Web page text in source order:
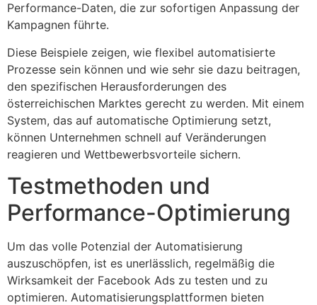
Performance-Daten, die zur sofortigen Anpassung der
Kampagnen führte.
Diese Beispiele zeigen, wie flexibel automatisierte
Prozesse sein können und wie sehr sie dazu beitragen,
den spezifischen Herausforderungen des
österreichischen Marktes gerecht zu werden. Mit einem
System, das auf automatische Optimierung setzt,
können Unternehmen schnell auf Veränderungen
reagieren und Wettbewerbsvorteile sichern.
Testmethoden und
Performance-Optimierung
Um das volle Potenzial der Automatisierung
auszuschöpfen, ist es unerlässlich, regelmäßig die
Wirksamkeit der Facebook Ads zu testen und zu
optimieren. Automatisierungsplattformen bieten